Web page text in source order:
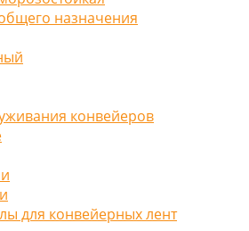
назначения
конвейеров
для конвейерных лент